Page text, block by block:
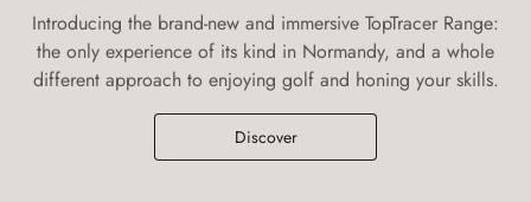
Introducing the brand-new and immersive TopTracer Range:
the only experience of its kind in Normandy, and a whole
different approach to enjoying golf and honing your skills.
Discover